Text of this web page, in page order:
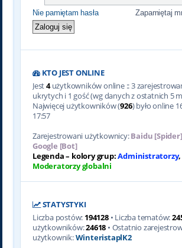
Nie pamiętam hasła Zapamiętaj
KTO JEST ONLINE
Jest4użytkowników online :: 3
ukrytych i 1 gość (wg danych z ostatnich 5
Najwięcej użytkowników (926) było online
17:57
Zarejestrowani użytkownicy:Baidu [Spider]
Google [Bot]
Legenda – kolory grup:Administratorzy,
Moderatorzy globalni
STATYSTYKI
Liczba postów: 194128• Liczba tematów:
użytkowników:24618 • Ostatnio
użytkownik:WinteristaplK2